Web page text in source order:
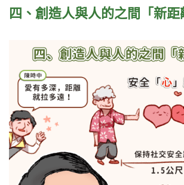
四、創造人與人的之間「新距